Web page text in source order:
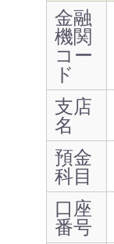
金融
機関
コー
ド
支店
名
預金
科目
口座
番号